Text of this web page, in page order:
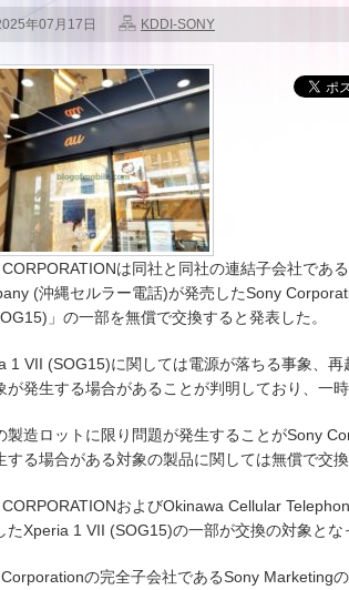
年07月17日 KDDI-SONY
CORPORATIONは同社と同社の連結子会社であ
(沖縄セルラー電話)が発売したSony
」の一部を無償で交換すると発表した。
1 VII (SOG15)に関しては電源が落ちる事象、
が発生する場合があることが判明しており、一
製造ロットに限り問題が発生することがSony
する場合がある対象の製品に関しては無償で交換
CORPORATIONおよびOkinawa Cellular
たXperia 1 VII (SOG15)の一部が交換の対象とな
の完全子会社であるSony Marketing